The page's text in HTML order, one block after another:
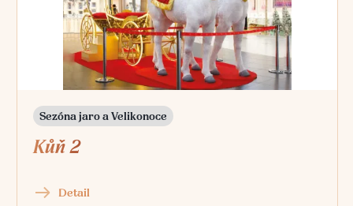
Sezóna jaro a Velikonoce
Kůň 2
Detail